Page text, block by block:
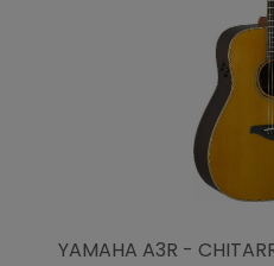
YAMAHA A3R -